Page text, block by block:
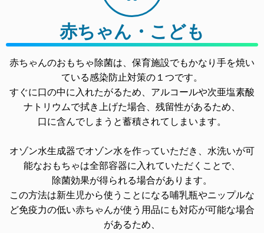
赤ちゃん・こども
赤ちゃんのおもちゃ除菌は、保育施設でもかなり手を焼い
ている感染防止対策の１つです。
すぐに口の中に入れたがるため、アルコールや次亜塩素酸
ナトリウムで拭き上げた場合、残留性があるため、
口に含んでしまうと蓄積されてしまいます。
オゾン水生成器でオゾン水を作っていただき、水洗いが可
能なおもちゃは全部容器に入れていただくことで、
除菌効果が得られる場合があります。
この方法は新生児から使うことになる哺乳瓶やニップルな
ど免疫力の低い赤ちゃんが使う用品にも対応が可能な場合
があるため、